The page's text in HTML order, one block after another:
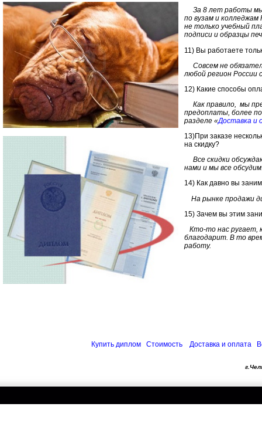
За 8 лет работы
по вузам и колледжам
не только учебный
подписи и образцы
11) Вы работаете
Совсем не
любой регион России
12) Какие способы
Как правило, мы
предоплаты, более
разделе «Доставка и
13)При заказе
на скидку?
Все скидки
нами и мы все
14) Как давно вы
На рынке продажи
15) Зачем вы этим
Кто-то нас ругает,
благодарит. В то
работу.
Купить диплом Стоимость Доставка и оплата